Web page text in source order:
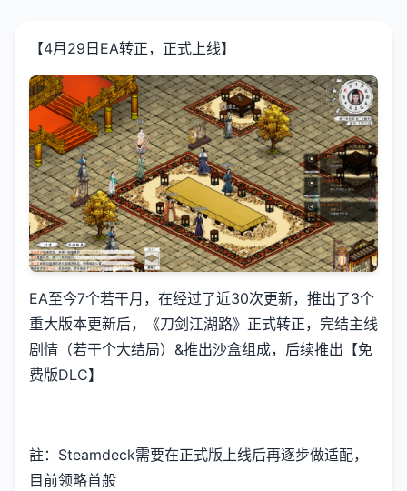
【4月29日EA转正，正式上线】
EA至今7个若干月，在经过了近30次更新，推出了3个
重大版本更新后，《刀剑江湖路》正式转正，完结主线
剧情（若干个大结局）&推出沙盒组成，后续推出【免
费版DLC】
註：Steamdeck需要在正式版上线后再逐步做适配，
目前领略首般